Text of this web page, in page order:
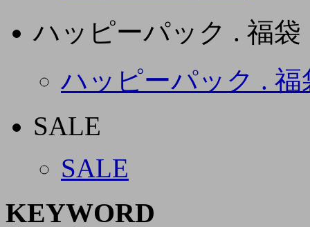
ハッピーパック . 福袋
ハッピーパック . 福
SALE
SALE
KEYWORD